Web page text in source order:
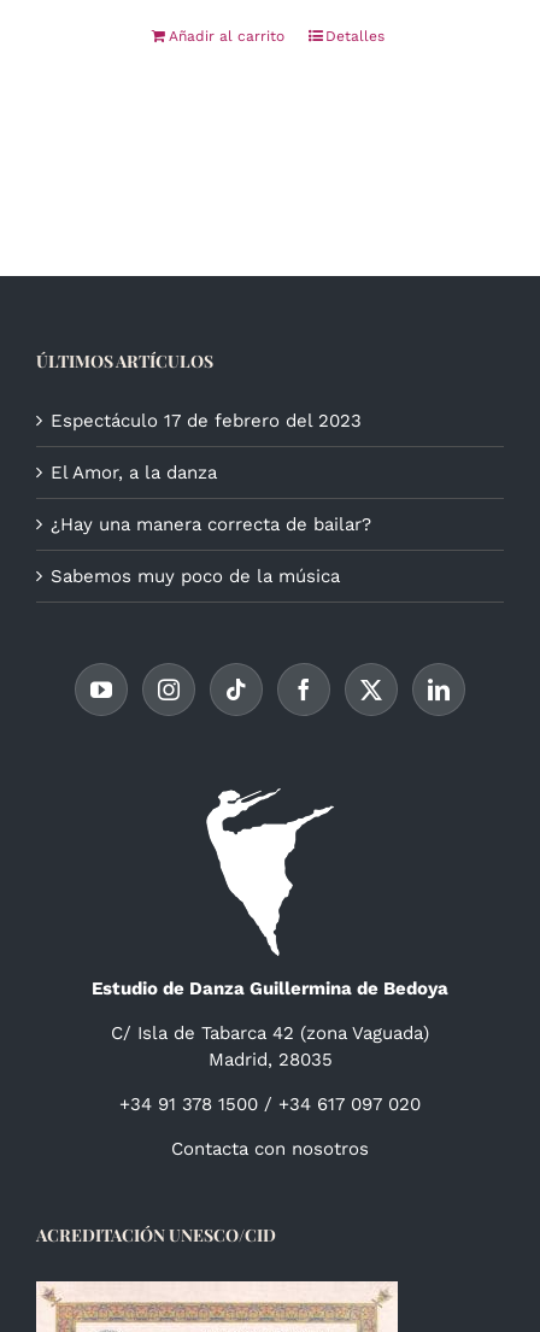
Añadir al carrito Detalles
ÚLTIMOS ARTÍCULOS
Espectáculo 17 de febrero del 2023
El Amor, a la danza
¿Hay una manera correcta de bailar?
Sabemos muy poco de la música
Estudio de Danza Guillermina de Bedoya
C/ Isla de Tabarca 42 (zona Vaguada)
Madrid, 28035
+34 91 378 1500 / +34 617 097 020
Contacta con nosotros
ACREDITACIÓN UNESCO/CID